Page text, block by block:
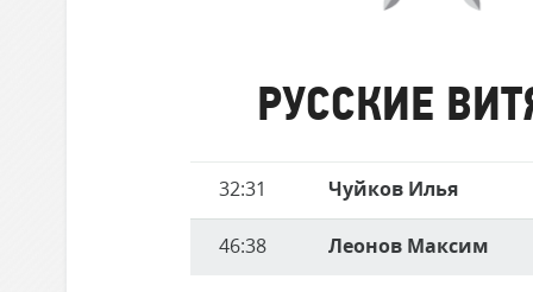
РУССКИЕ
Время
Имя
32:31 Чуйков Илья
46:38 Леонов Максим